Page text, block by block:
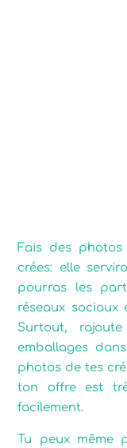
Fais des
crées: elle
pourras les
réseaux
Surtout,
emballages
photos de tes
ton offre est
facilement.
Tu peux même